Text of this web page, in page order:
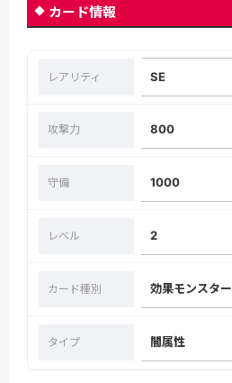
カード情報
レアリティ SE
攻撃力 800
守備 1000
レベル 2
カード種別 効果モンスター
タイプ 闇属性